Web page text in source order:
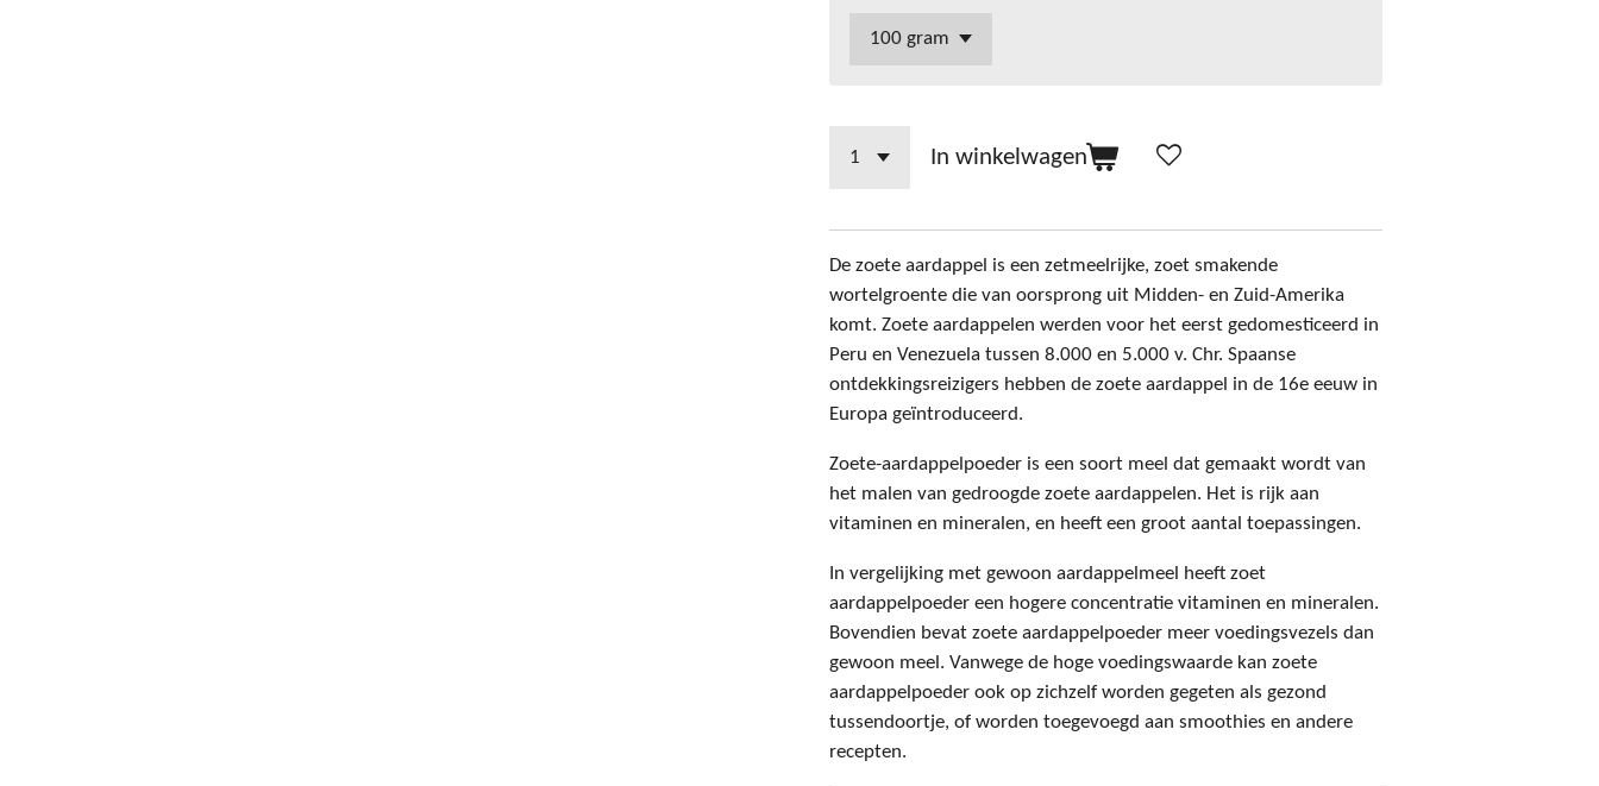
In winkelwagen
De zoete aardappel is een zetmeelrijke, zoet smakende
wortelgroente die van oorsprong uit Midden- en Zuid-Amerika
komt. Zoete aardappelen werden voor het eerst gedomesticeerd in
Peru en Venezuela tussen 8.000 en 5.000 v. Chr. Spaanse
ontdekkingsreizigers hebben de zoete aardappel in de 16e eeuw in
Europa geïntroduceerd.
Zoete-aardappelpoeder is een soort meel dat gemaakt wordt van
het malen van gedroogde zoete aardappelen. Het is rijk aan
vitaminen en mineralen, en heeft een groot aantal toepassingen.
In vergelijking met gewoon aardappelmeel heeft zoet
aardappelpoeder een hogere concentratie vitaminen en mineralen.
Bovendien bevat zoete aardappelpoeder meer voedingsvezels dan
gewoon meel. Vanwege de hoge voedingswaarde kan zoete
aardappelpoeder ook op zichzelf worden gegeten als gezond
tussendoortje, of worden toegevoegd aan smoothies en andere
recepten.